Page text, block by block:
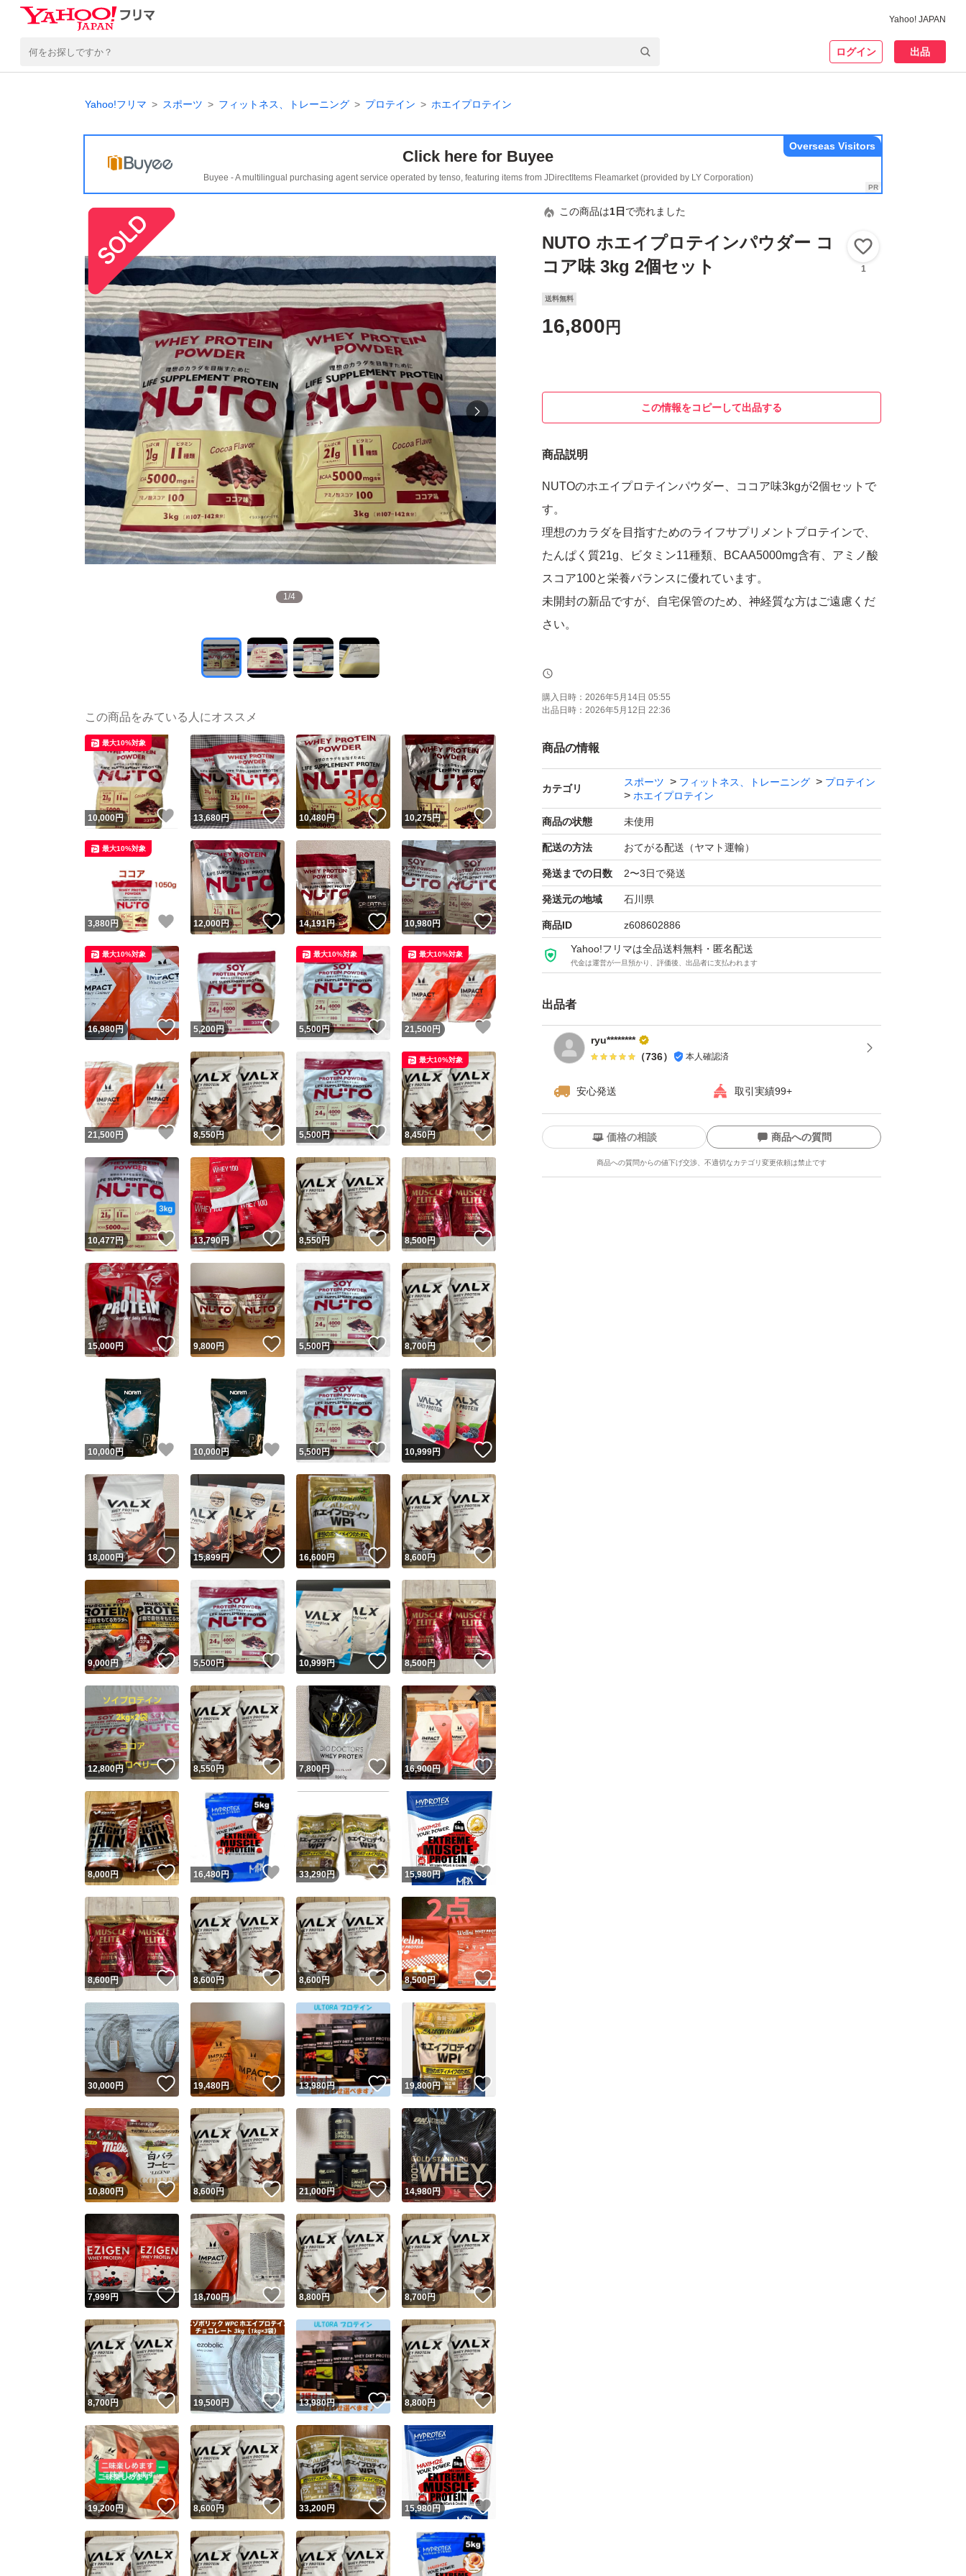
Yahoo! JAPAN
ログイン 出品
Yahoo!フリマ スポーツ フィットネス、トレーニング プロテイン ホエイプロテイン
Click here for Buyee
Buyee - A multilingual purchasing agent service operated by tenso, featuring items from JDirectItems Fleamarket (provided by LY Corporation)
Overseas Visitors
1/4
この商品は1日 で売れました
NUTO ホエイプロテインパウダー コ
コア味 3kg 2個セット
1
送料無料
16,800 円
この情報をコピーして出品する
商品説明
NUTOのホエイプロテインパウダー、ココア味3kgが2個セットで
す。
理想のカラダを目指すためのライフサプリメントプロテインで、
たんぱく質21g、ビタミン11種類、BCAA5000mg含有、アミノ酸
スコア100と栄養バランスに優れています。
未開封の新品ですが、自宅保管のため、神経質な方はご遠慮くだ
さい。
【ブランド】NUTO
【カテゴリ】ホエイプロテイン
【商品の状態】未使用
【カラー】マルチカラー
【味】ココア味
【その他】BCAA 5000mg含有、アミノ酸スコア100
【賞味期限】2028.01
よろしくお願いいたします。
購入日時： 2026年5月14日 05:55
出品日時： 2026年5月12日 22:36
商品の情報
カテゴリ
スポーツ フィットネス、トレーニング
プロテイン
ホエイプロテイン
商品の状態 未使用
配送の方法 おてがる配送（ヤマト運輸）
発送までの日数 2〜3日で発送
発送元の地域 石川県
商品ID z608602886
Yahoo!フリマは全品送料無料・匿名配送
代金は運営が一旦預かり、評価後、出品者に支払われます
出品者
ryu********
（736） 本人確認済
安心発送 取引実績99+
ユーザーの実績について
Yahoo!フリマが定めた一定の基準を満たしたユーザーにバッジを付与しています
安心取引出品者
安心取引出品者 Yahoo!フリマの基準をクリアした安心・安全なユーザーです
取引実績
取引実績◯+ このユーザーはYahoo!フリマの取引を完了させた実績があります
他フリマ実績◯+ このユーザーは他フリマサービスでの取引実績があります
スピード&安心発送
※このバッジは実績に基づく表示であり、発送を保証しているものではありません
スピード＆安心発送
このユーザーは高頻度で24時間以内＆設定した発送日数内に発送してい
ます
スピード発送 このユーザーは高頻度で24時間以内に発送しています
安心発送 このユーザーは設定した発送日数内に発送しています
価格の相談 商品への質問
商品への質問からの値下げ交渉、不適切なカテゴリ変更依頼は禁止です
この商品の情報をコピーします
商品画像の無断転載は禁止されています
コピーは1商品につき1回
出品ページへ
キャンセル
この商品をみている人にオススメ
10,000円 いいね！
最大10%対象
13,680円 いいね！
10,480円 いいね！
10,275円
3,880 円 いいね！
最大10%対象
12,000円 いいね！
14,191円 いいね！
10,980円 いいね！
16,980円 いいね！
最大10%対象
5,200円 いいね！
5,500円 いいね！
最大10%対象
21,500 円
最大10%対象
21,500 円 いいね！
8,550円 いいね！
5,500円 いいね！
8,450円 いいね！
最大10%対象
10,477円 いいね！
13,790円 いいね！
8,550円 いいね！
8,500円 いいね！
15,000円 いいね！
9,800円 いいね！
5,500円 いいね！
8,700円 いいね！
10,000円 いいね！
10,000円 いいね！
5,500円 いいね！
10,999円
18,000円 いいね！
15,899円 いいね！
16,600円 いいね！
8,600円 いいね！
9,000円 いいね！
5,500円 いいね！
10,999円 いいね！
8,500円 いいね！
12,800円 いいね！
8,550円 いいね！
7,800円 いいね！
16,900円 いいね！
8,000円 いいね！
16,480円 いいね！
33,290円 いいね！
15,980円
8,600円 いいね！
8,600円 いいね！
8,600円 いいね！
8,500円 いいね！
30,000円 いいね！
19,480円 いいね！
13,980円 いいね！
19,800円
10,800円 いいね！
8,600円 いいね！
21,000円 いいね！
14,980円 いいね！
7,999円 いいね！
18,700円 いいね！
8,800円 いいね！
8,700円 いいね！
8,700円 いいね！
19,500円 いいね！
13,980円 いいね！
8,800円 いいね！
19,200円 いいね！
8,600円 いいね！
33,200円 いいね！
15,980 円